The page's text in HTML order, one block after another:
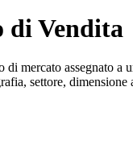
Vendita
di mercato assegnato a
settore, dimensione